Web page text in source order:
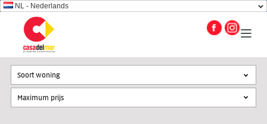
NL - Nederlands
Soort woning